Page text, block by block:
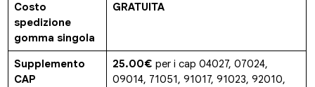
Costo
spedizione
gomma singola
GRATUITA
Supplemento
CAP
25.00€ per i cap 04027, 07024,
09014, 71051, 91017, 91023, 92010,